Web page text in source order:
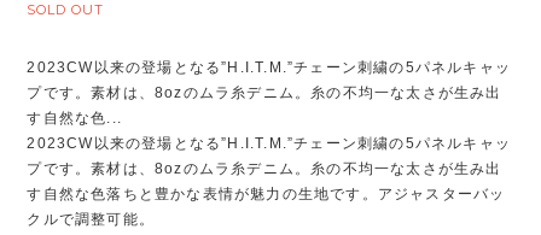
SOLD OUT
2023CW以来の登場となる”H.I.T.M.”チェーン刺繍の5パネルキャッ
プです。素材は、8ozのムラ糸デニム。糸の不均一な太さが生み出
す自然な色...
2023CW以来の登場となる”H.I.T.M.”チェーン刺繍の5パネルキャッ
プです。素材は、8ozのムラ糸デニム。糸の不均一な太さが生み出
す自然な色落ちと豊かな表情が魅力の生地です。アジャスターバッ
クルで調整可能。